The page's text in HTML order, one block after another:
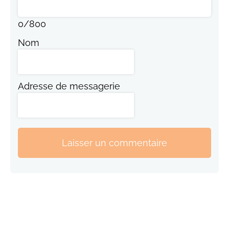
0/800
Nom
Adresse de messagerie
Laisser un commentaire